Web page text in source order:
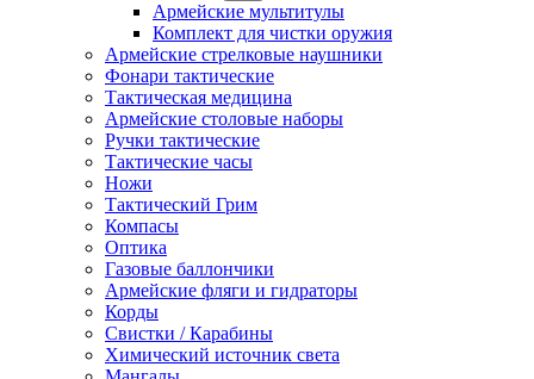
Армейские мультитулы
Комплект для чистки оружия
Армейские стрелковые наушники
Фонари тактические
Тактическая медицина
Армейские столовые наборы
Ручки тактические
Тактические часы
Ножи
Тактический Грим
Компасы
Оптика
Газовые баллончики
Армейские фляги и гидраторы
Корды
Свистки / Карабины
Химический источник света